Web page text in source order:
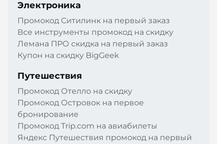
Электроника
Промокод Cитилинк на первый заказ
Все инструменты промокод на скидку
Лемана ПРО скидка на первый заказ
Купон на скидку BigGeek
Путешествия
Промокод Отелло на скидку
Промокод Островок на первое
бронирование
Промокод Trip.com на авиабилеты
Яндекс Путешествия промокод на первый